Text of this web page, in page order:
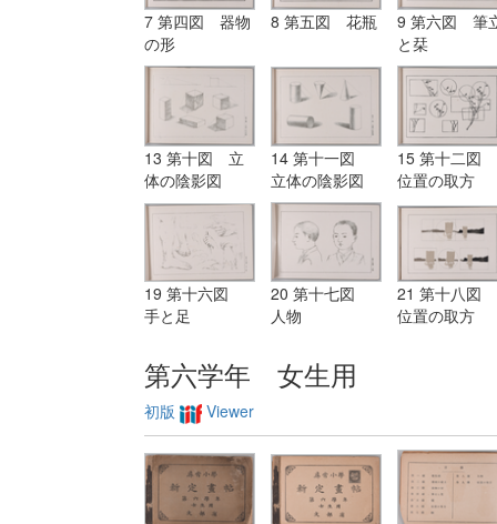
7 第四図 器物
の形
8 第五図 花瓶
9 第六図 筆
と栞
13 第十図 立
体の陰影図
14 第十一図
立体の陰影図
15 第十二図
位置の取方
19 第十六図
手と足
20 第十七図
人物
21 第十八図
位置の取方
第六学年 女生用
初版 Viewer